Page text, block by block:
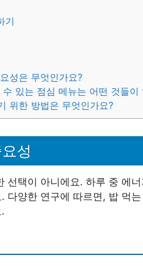
기
성은 무엇인가요?
있는 점심 메뉴는 어떤 것들이
위한 방법은 무엇인가요?
성
선택이 아니에요. 하루 중 에
다양한 연구에 따르면, 밥 먹